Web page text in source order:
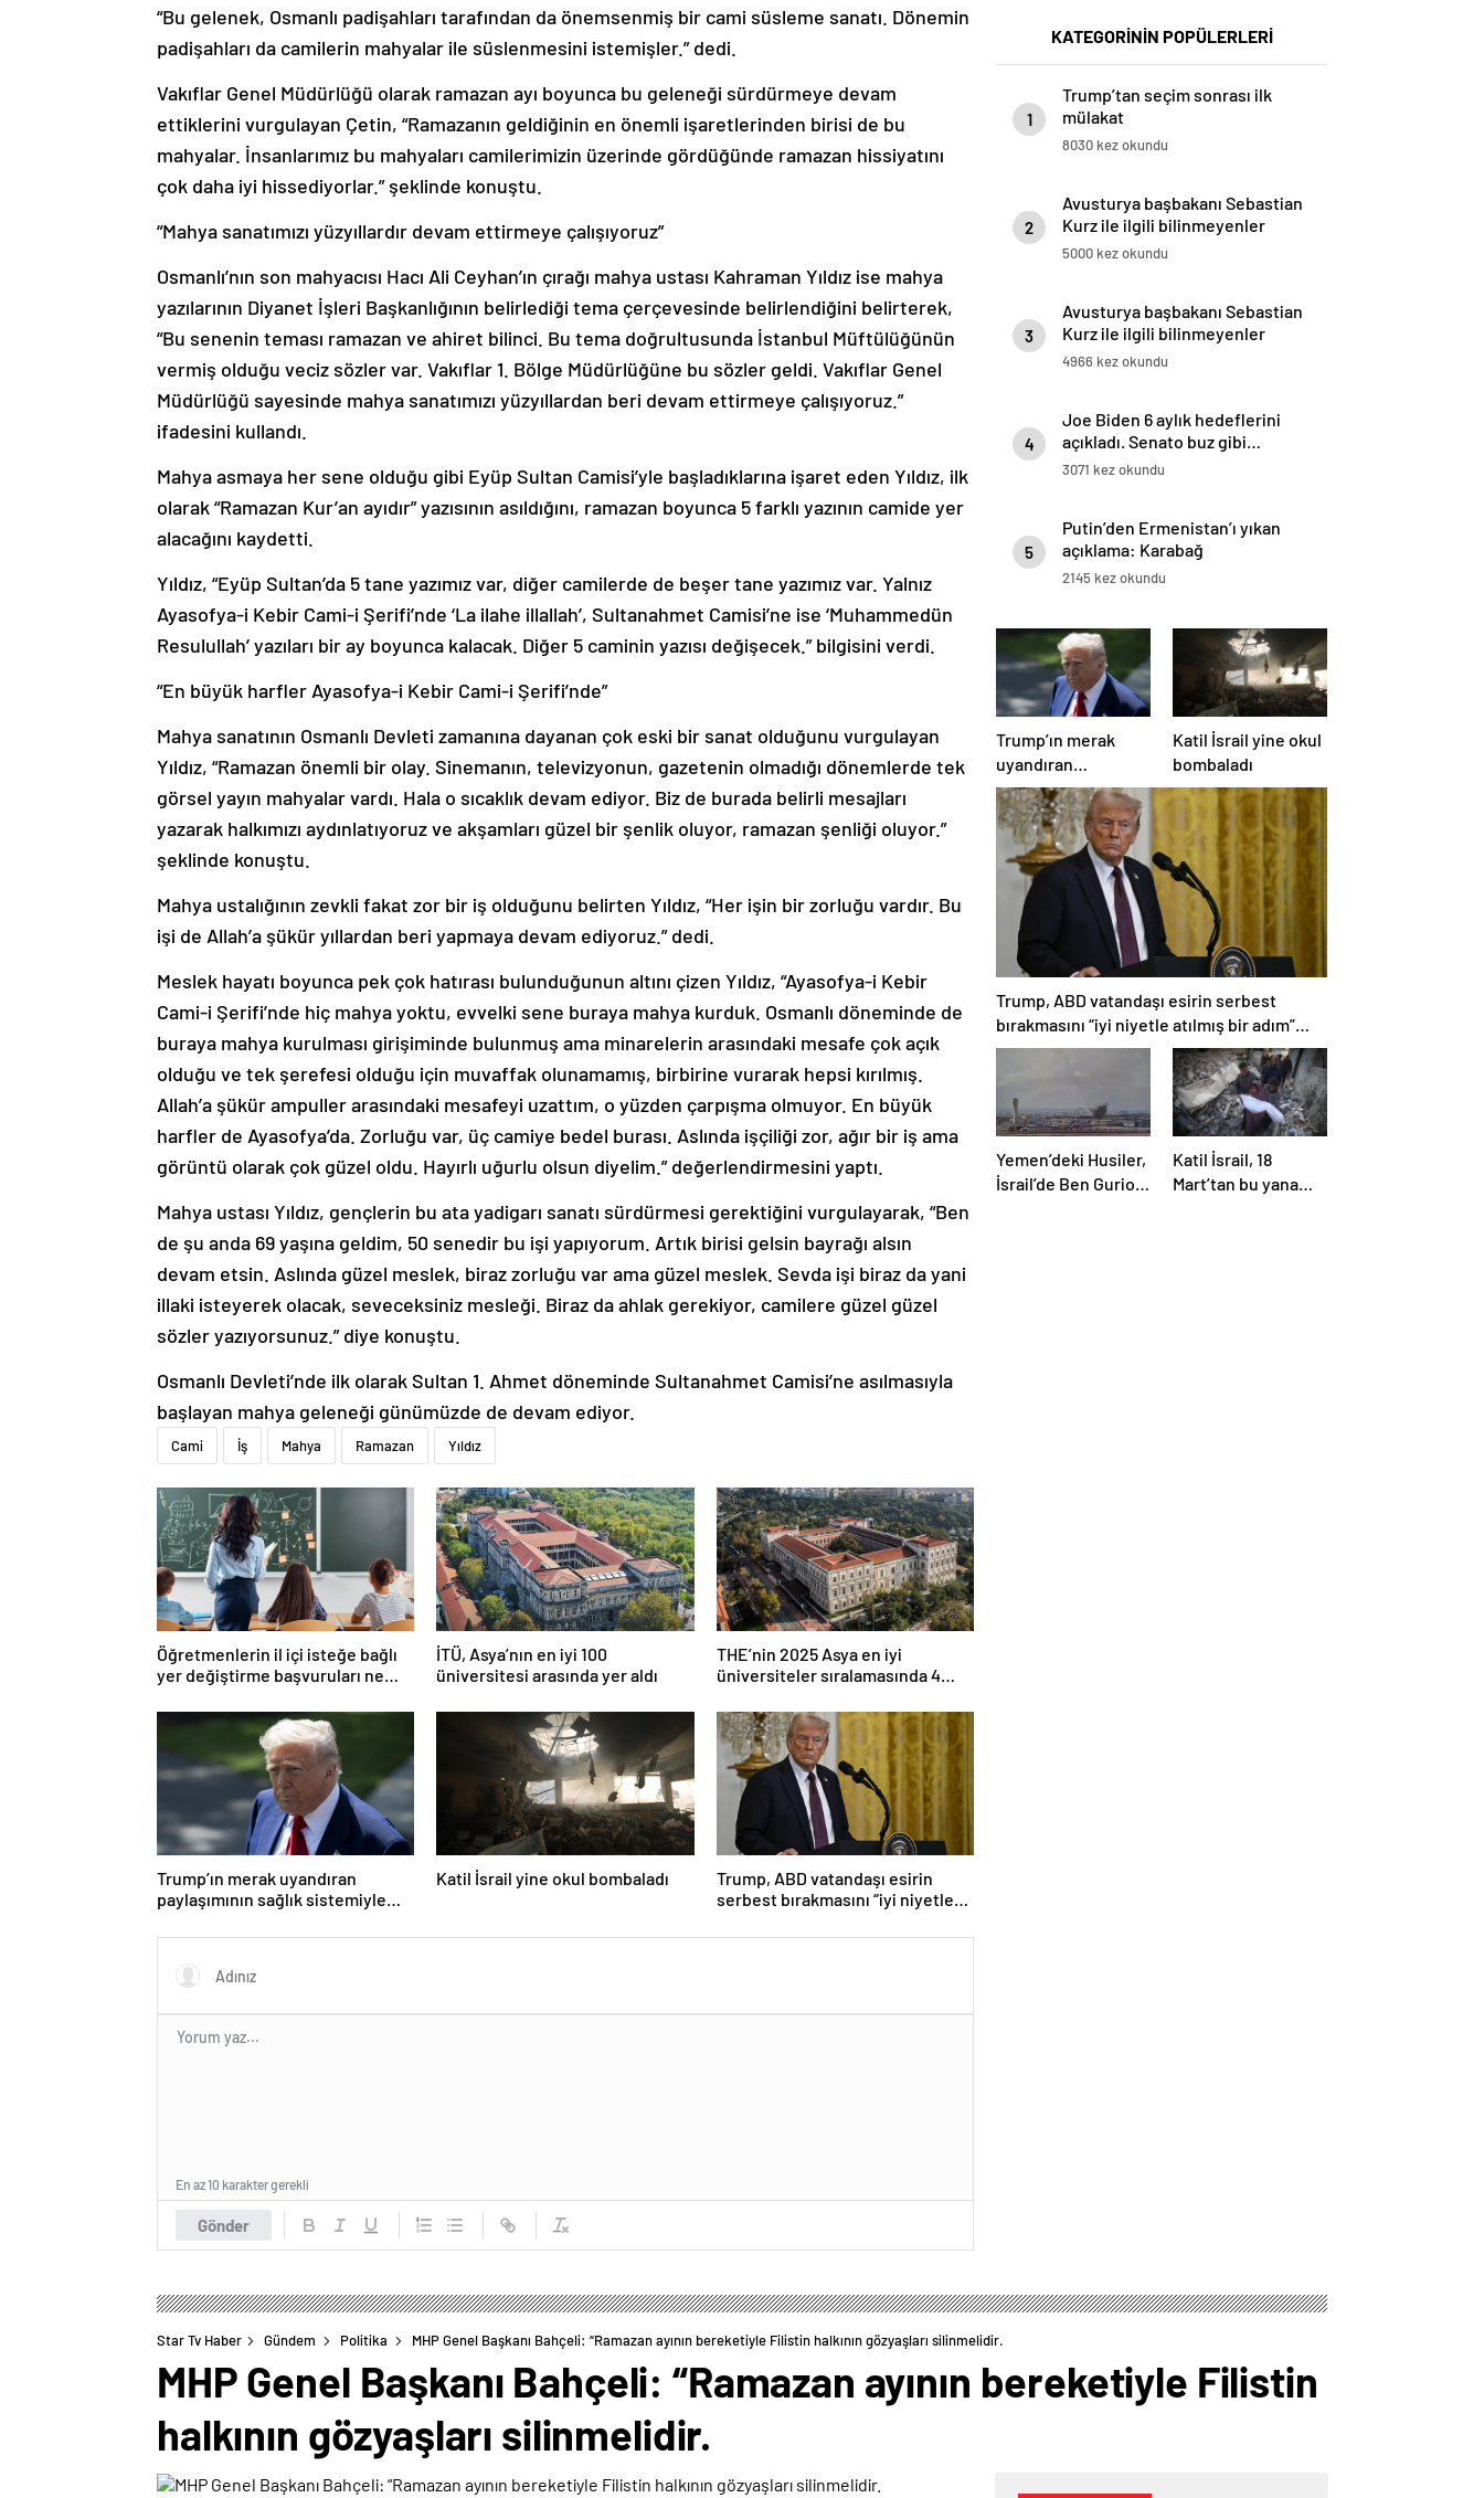
“Bu gelenek, Osmanlı padişahları tarafından da önemsenmiş bir cami süsleme sanatı. Dönemin
padişahları da camilerin mahyalar ile süslenmesini istemişler.” dedi.
Vakıflar Genel Müdürlüğü olarak ramazan ayı boyunca bu geleneği sürdürmeye devam
ettiklerini vurgulayan Çetin, “Ramazanın geldiğinin en önemli işaretlerinden birisi de bu
mahyalar. İnsanlarımız bu mahyaları camilerimizin üzerinde gördüğünde ramazan hissiyatını
çok daha iyi hissediyorlar.” şeklinde konuştu.
“Mahya sanatımızı yüzyıllardır devam ettirmeye çalışıyoruz”
Osmanlı’nın son mahyacısı Hacı Ali Ceyhan’ın çırağı mahya ustası Kahraman Yıldız ise mahya
yazılarının Diyanet İşleri Başkanlığının belirlediği tema çerçevesinde belirlendiğini belirterek,
“Bu senenin teması ramazan ve ahiret bilinci. Bu tema doğrultusunda İstanbul Müftülüğünün
vermiş olduğu veciz sözler var. Vakıflar 1. Bölge Müdürlüğüne bu sözler geldi. Vakıflar Genel
Müdürlüğü sayesinde mahya sanatımızı yüzyıllardan beri devam ettirmeye çalışıyoruz.”
ifadesini kullandı.
Mahya asmaya her sene olduğu gibi Eyüp Sultan Camisi’yle başladıklarına işaret eden Yıldız, ilk
olarak “Ramazan Kur’an ayıdır” yazısının asıldığını, ramazan boyunca 5 farklı yazının camide yer
alacağını kaydetti.
Yıldız, “Eyüp Sultan’da 5 tane yazımız var, diğer camilerde de beşer tane yazımız var. Yalnız
Ayasofya-i Kebir Cami-i Şerifi’nde ‘La ilahe illallah’, Sultanahmet Camisi’ne ise ‘Muhammedün
Resulullah’ yazıları bir ay boyunca kalacak. Diğer 5 caminin yazısı değişecek.” bilgisini verdi.
“En büyük harfler Ayasofya-i Kebir Cami-i Şerifi’nde”
Mahya sanatının Osmanlı Devleti zamanına dayanan çok eski bir sanat olduğunu vurgulayan
Yıldız, “Ramazan önemli bir olay. Sinemanın, televizyonun, gazetenin olmadığı dönemlerde tek
görsel yayın mahyalar vardı. Hala o sıcaklık devam ediyor. Biz de burada belirli mesajları
yazarak halkımızı aydınlatıyoruz ve akşamları güzel bir şenlik oluyor, ramazan şenliği oluyor.”
şeklinde konuştu.
Mahya ustalığının zevkli fakat zor bir iş olduğunu belirten Yıldız, “Her işin bir zorluğu vardır. Bu
işi de Allah’a şükür yıllardan beri yapmaya devam ediyoruz.” dedi.
Meslek hayatı boyunca pek çok hatırası bulunduğunun altını çizen Yıldız, “Ayasofya-i Kebir
Cami-i Şerifi’nde hiç mahya yoktu, evvelki sene buraya mahya kurduk. Osmanlı döneminde de
buraya mahya kurulması girişiminde bulunmuş ama minarelerin arasındaki mesafe çok açık
olduğu ve tek şerefesi olduğu için muvaffak olunamamış, birbirine vurarak hepsi kırılmış.
Allah’a şükür ampuller arasındaki mesafeyi uzattım, o yüzden çarpışma olmuyor. En büyük
harfler de Ayasofya’da. Zorluğu var, üç camiye bedel burası. Aslında işçiliği zor, ağır bir iş ama
görüntü olarak çok güzel oldu. Hayırlı uğurlu olsun diyelim.” değerlendirmesini yaptı.
Mahya ustası Yıldız, gençlerin bu ata yadigarı sanatı sürdürmesi gerektiğini vurgulayarak, “Ben
de şu anda 69 yaşına geldim, 50 senedir bu işi yapıyorum. Artık birisi gelsin bayrağı alsın
devam etsin. Aslında güzel meslek, biraz zorluğu var ama güzel meslek. Sevda işi biraz da yani
illaki isteyerek olacak, seveceksiniz mesleği. Biraz da ahlak gerekiyor, camilere güzel güzel
sözler yazıyorsunuz.” diye konuştu.
Osmanlı Devleti’nde ilk olarak Sultan 1. Ahmet döneminde Sultanahmet Camisi’ne asılmasıyla
başlayan mahya geleneği günümüzde de devam ediyor.
Cami İş Mahya Ramazan Yıldız
Öğretmenlerin il içi isteğe bağlı
yer değiştirme başvuruları ne
İTÜ, Asya’nın en iyi 100
üniversitesi arasında yer aldı
THE’nin 2025 Asya en iyi
üniversiteler sıralamasında 4
Trump’ın merak uyandıran
paylaşımının sağlık sistemiyle
Katil İsrail yine okul bombaladı
Trump, ABD vatandaşı esirin
serbest bırakmasını “iyi niyetle
değerlendirdi
Gönder
En az 10 karakter gerekli
KATEGORİNİN POPÜLERLERİ
1
Trump’tan seçim sonrası ilk
mülakat
8030 kez okundu
2
Avusturya başbakanı Sebastian
Kurz ile ilgili bilinmeyenler
5000 kez okundu
3
Avusturya başbakanı Sebastian
Kurz ile ilgili bilinmeyenler
4966 kez okundu
4
Joe Biden 6 aylık hedeflerini
açıkladı. Senato buz gibi…
3071 kez okundu
5
Putin’den Ermenistan’ı yıkan
açıklama: Karabağ
Azerbaycan’ın ayrılmaz bir
2145 kez okundu
Trump’ın merak
uyandıran
paylaşımının sağlık
sistemiyle ilgili
kararname olduğu
anlaşıldı
Katil İsrail yine okul
bombaladı
Trump, ABD vatandaşı esirin serbest
bırakmasını “iyi niyetle atılmış bir adım”
olarak değerlendirdi
Yemen’deki Husiler,
İsrail’de Ben Gurion
Katil İsrail, 18
Mart’tan bu yana
Star Tv Haber Gündem Politika MHP Genel Başkanı Bahçeli: “Ramazan ayının bereketiyle Filistin halkının gözyaşları silinmelidir.
MHP Genel Başkanı Bahçeli: “Ramazan ayının bereketiyle Filistin
halkının gözyaşları silinmelidir.